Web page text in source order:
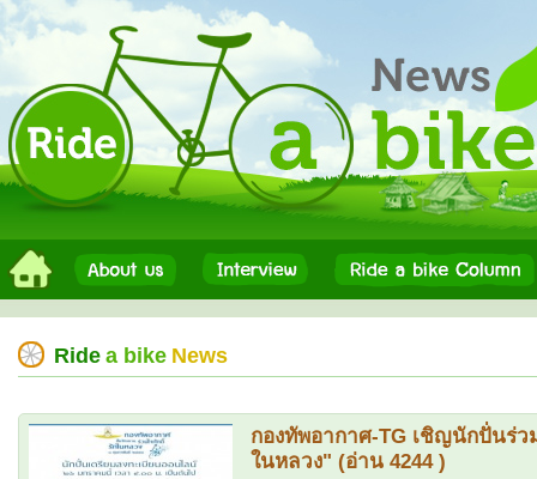
Ride a bike News
กองทัพอากาศ-TG เชิญนักปั่นร่
ในหลวง" (อ่าน 4244 )